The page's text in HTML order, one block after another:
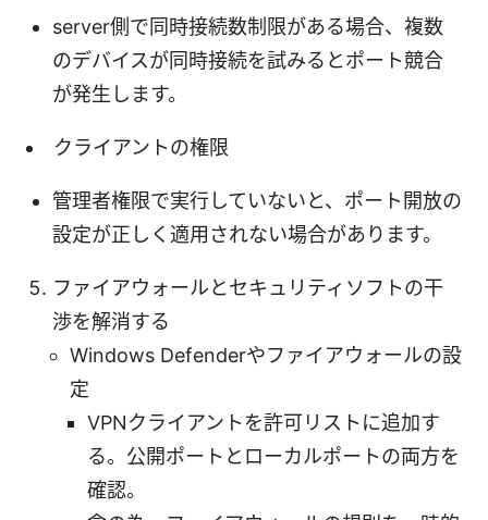
server側で同時接続数制限がある場合、複数
のデバイスが同時接続を試みるとポート競合
が発生します。
クライアントの権限
管理者権限で実行していないと、ポート開放の
設定が正しく適用されない場合があります。
ファイアウォールとセキュリティソフトの干
渉を解消する
Windows Defenderやファイアウォールの設
定
VPNクライアントを許可リストに追加す
る。公開ポートとローカルポートの両方を
確認。